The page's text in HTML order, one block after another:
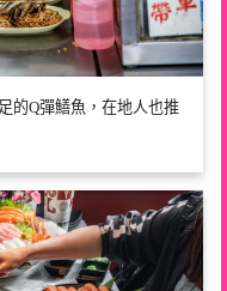
的Q彈鱔魚，在地人也推